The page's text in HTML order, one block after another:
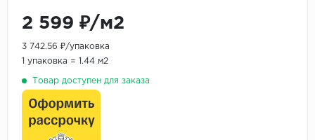
2 599 ₽/м2
3 742.56 ₽/упаковка
1 упаковка = 1.44 м2
Товар доступен для заказа